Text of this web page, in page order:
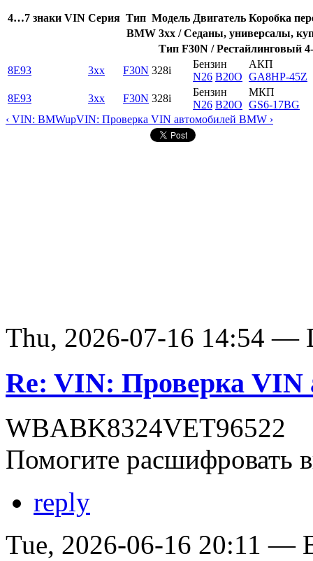
4…7 знаки VIN Серия Тип Модель Двигатель Коробка
BMW 3xx / Седаны, универсалы,
Тип F30N / Рестайлинговый
8E93
3xx F30N 328i
Бензин
N26 B20O
АКП
GA8HP-45Z
8E93
3xx F30N 328i
Бензин
N26 B20O
МКП
GS6-17BG
‹ VIN: BMWupVIN: Проверка VIN автомобилей BMW ›
Thu, 2026-07-16 14:54 —
Re: VIN: Проверка VIN
WBABK8324VET96522
Помогите расшифровать
reply
Tue, 2026-06-16 20:11 —